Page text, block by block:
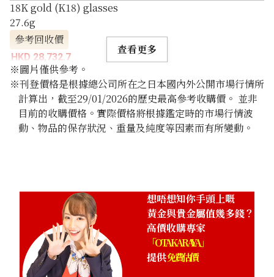
18K gold (K18) glasses
27.6g
參考回收價
HKD 28,732.7
查看更多
※圖片僅供參考。
※刊登價格是根據總公司所在之日本國內外公開市場行情所
計算出，截至29/01/2026的歷史最高參考收購價。 並非
目前的收購價格。實際價格將根據鑑定時的市場行情波
動、物品的保存狀況、重量及純度等因素而有所變動。
想唔想知你手頭上嘅
黃金與貴金屬值幾多錢？
高價收購專家
「OTAKARAYA」
提供免費估價